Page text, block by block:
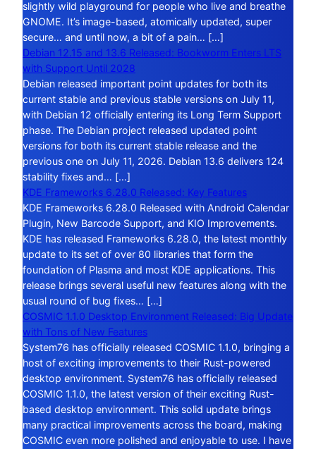
slightly wild playground for people who live and breathe
GNOME. It’s image-based, atomically updated, super
secure… and until now, a bit of a pain… […]
Debian 12.15 and 13.6 Released: Bookworm Enters LTS
with Support Until 2028
Debian released important point updates for both its
current stable and previous stable versions on July 11,
with Debian 12 officially entering its Long Term Support
phase. The Debian project released updated point
versions for both its current stable release and the
previous one on July 11, 2026. Debian 13.6 delivers 124
stability fixes and… […]
KDE Frameworks 6.28.0 Released: Key Features
KDE Frameworks 6.28.0 Released with Android Calendar
Plugin, New Barcode Support, and KIO Improvements.
KDE has released Frameworks 6.28.0, the latest monthly
update to its set of over 80 libraries that form the
foundation of Plasma and most KDE applications. This
release brings several useful new features along with the
usual round of bug fixes… […]
COSMIC 1.1.0 Desktop Environment Released: Big Update
with Tons of New Features
System76 has officially released COSMIC 1.1.0, bringing a
host of exciting improvements to their Rust-powered
desktop environment. System76 has officially released
COSMIC 1.1.0, the latest version of their exciting Rust-
based desktop environment. This solid update brings
many practical improvements across the board, making
COSMIC even more polished and enjoyable to use. I have